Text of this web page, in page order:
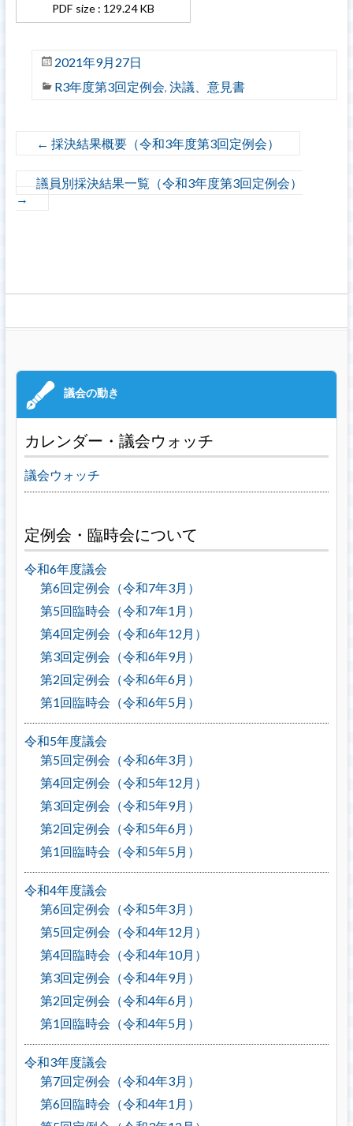
PDF size : 129.24 KB
2021年9月27日
R3年度第3回定例会, 決議、意見書
← 採決結果概要（令和3年度第3回定例会）
議員別採決結果一覧（令和3年度第3回定例会）
→
カレンダー・議会ウォッチ
議会ウォッチ
定例会・臨時会について
令和6年度議会
第6回定例会（令和7年3月）
第5回臨時会（令和7年1月）
第4回定例会（令和6年12月）
第3回定例会（令和6年9月）
第2回定例会（令和6年6月）
第1回臨時会（令和6年5月）
令和5年度議会
第5回定例会（令和6年3月）
第4回定例会（令和5年12月）
第3回定例会（令和5年9月）
第2回定例会（令和5年6月）
第1回臨時会（令和5年5月）
令和4年度議会
第6回定例会（令和5年3月）
第5回定例会（令和4年12月）
第4回臨時会（令和4年10月）
第3回定例会（令和4年9月）
第2回定例会（令和4年6月）
第1回臨時会（令和4年5月）
令和3年度議会
第7回定例会（令和4年3月）
第6回臨時会（令和4年1月）